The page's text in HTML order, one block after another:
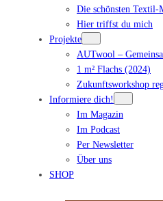
Die schönsten
Hier triffst du mich
Projekte
AUTwool –
1 m² Flachs (2024)
Zukunftsworkshop
Informiere dich!
Im Magazin
Im Podcast
Per Newsletter
Über uns
SHOP